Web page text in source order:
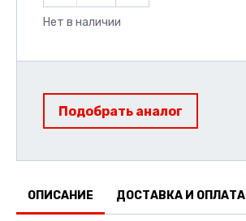
Нет в наличии
Подобрать аналог
ОПИСАНИЕ ДОСТАВКА И ОПЛАТА